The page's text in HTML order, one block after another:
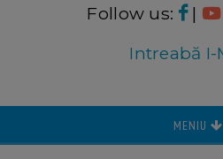
Follow us: |
Intreabă I-
MENIU